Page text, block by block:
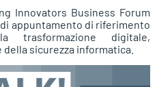
Innovators Business Forum
appuntamento di riferimento
trasformazione digitale,
sicurezza informatica.